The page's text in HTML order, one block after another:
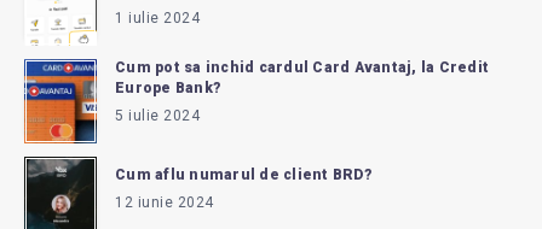
1 iulie 2024
Cum pot sa inchid cardul Card Avantaj, la Credit
Europe Bank?
5 iulie 2024
Cum aflu numarul de client BRD?
12 iunie 2024